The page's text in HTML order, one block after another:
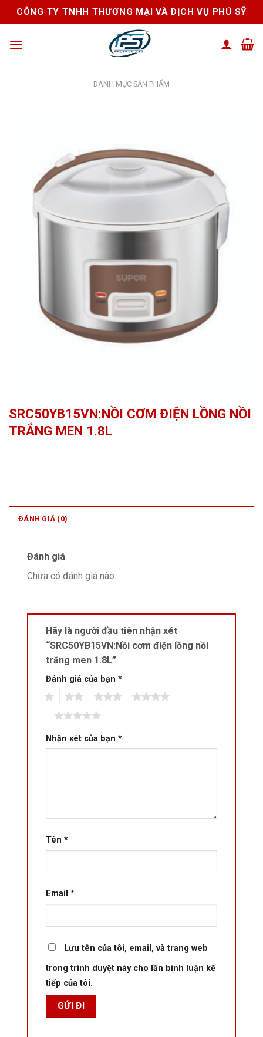
Skip
to
CÔNG TY TNHH THƯƠNG MẠI VÀ DỊCH VỤ PHÚ SỸ
DANH MỤC SẢN PHẨM
SRC50YB15VN:NỒI CƠM ĐIỆN LỒNG NỒI
TRẮNG MEN 1.8L
ĐÁNH GIÁ (0)
Đánh giá
Chưa có đánh giá nào.
Hãy là người đầu tiên nhận xét
“SRC50YB15VN:Nồi cơm điện lồng nồi
trắng men 1.8L”
Đánh giá của bạn *
Nhận xét của bạn *
Tên *
Email *
Lưu tên của tôi, email, và trang web
trong trình duyệt này cho lần bình luận kế
tiếp của tôi.